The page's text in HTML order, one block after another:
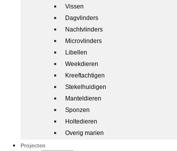
Vissen
Dagvlinders
Nachtvlinders
Microvlinders
Libellen
Weekdieren
Kreeftachtigen
Stekelhuidigen
Manteldieren
Sponzen
Holtedieren
Overig marien
Projecten